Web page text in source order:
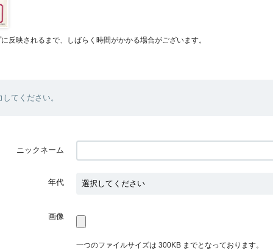
反映されるまで、しばらく時間がかかる場合がございます。
てください。
ニックネーム
年代
画像
一つのファイルサイズは 300KB までとなっております。